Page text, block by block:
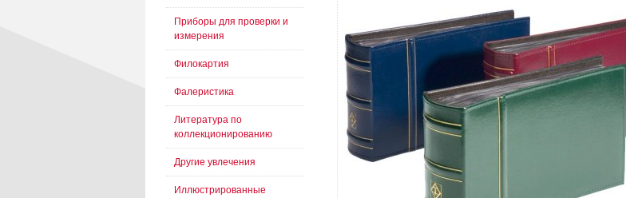
Приборы для проверки и
измерения
Филокартия
Фалеристика
Литература по
коллекционированию
Другие увлечения
Иллюстрированные